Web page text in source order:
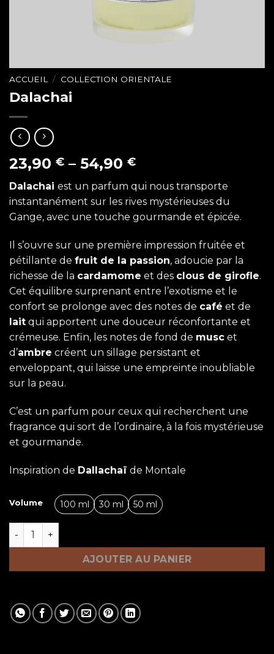
ACCUEIL / COLLECTION ORIENTALE
Dalachai
23,90 € – 54,90 €
Dalachai est un parfum qui nous transporte
instantanément sur les rives mystérieuses du
Gange, avec une touche gourmande et épicée.
Il s’ouvre sur une première impression fruitée et
pétillante de fruit de la passion, adoucie par la
richesse de la cardamome et des clous de girofle.
Cet équilibre surprenant entre l’exotisme et le
confort se prolonge avec des notes de café et de
lait qui apportent une douceur réconfortante et
crémeuse. Enfin, les notes de fond de musc et
d’ambre créent un sillage persistant et
enveloppant, qui laisse une empreinte inoubliable
sur la peau.
C’est un parfum pour ceux qui recherchent une
fragrance qui sort de l’ordinaire, à la fois mystérieuse
et gourmande.
Inspiration de Dallachaï de Montale
Volume 100 ml 30 ml 50 ml
quantité de Dalachai
AJOUTER AU PANIER